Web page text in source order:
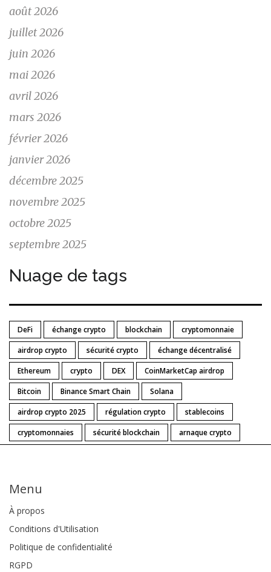
août 2026
juillet 2026
juin 2026
mai 2026
avril 2026
mars 2026
février 2026
janvier 2026
décembre 2025
novembre 2025
octobre 2025
septembre 2025
Nuage de tags
DeFi échange crypto blockchain
cryptomonnaie
airdrop crypto
sécurité crypto
échange décentralisé
Ethereum
crypto DEX
CoinMarketCap airdrop
Bitcoin
Binance Smart Chain
Solana
airdrop crypto 2025
régulation crypto
stablecoins
cryptomonnaies
sécurité blockchain arnaque crypto
Menu
À propos
Conditions d'Utilisation
Politique de confidentialité
RGPD